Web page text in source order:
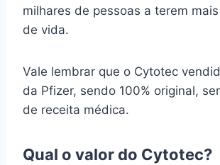
milhares de pessoas a terem
de vida.
Vale lembrar que o Cytotec
da Pfizer, sendo 100% original,
de receita médica.
Qual o valor do Cytotec?